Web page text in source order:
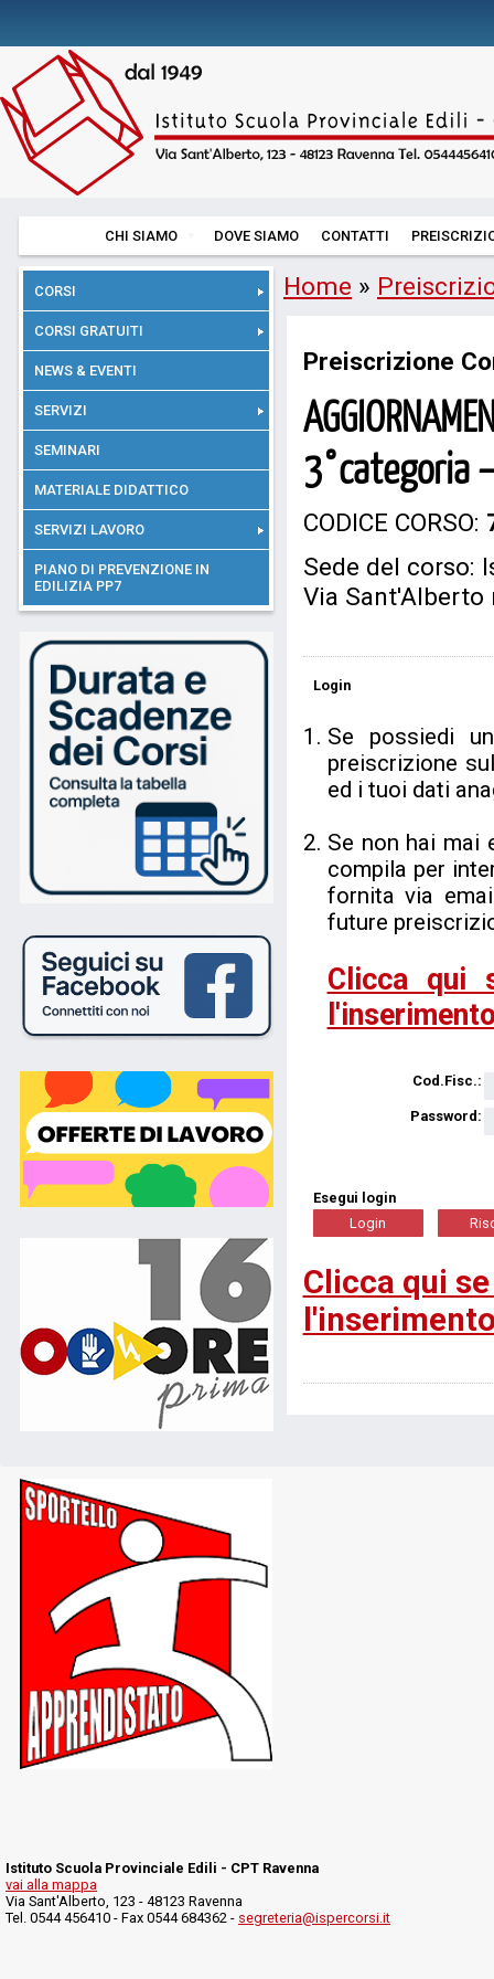
CHI SIAMO DOVE SIAMO CONTATTI
CORSI
CORSI GRATUITI
NEWS & EVENTI
SERVIZI
SEMINARI
MATERIALE DIDATTICO
SERVIZI LAVORO
PIANO DI PREVENZIONE IN
EDILIZIA PP7
Home »
Preiscrizione
3°categoria
CODICE CORSO:
Sede del corso:
Via Sant'Alberto
Login
Se possiedi
preiscrizione
ed i tuoi dati
Se non hai mai
compila per
fornita via
future
Clicca qui
Cod.Fisc.:
Password:
Esegui login
Clicca qui
Istituto Scuola Provinciale Edili - CPT Ravenna
vai alla mappa
Via Sant'Alberto, 123 - 48123 Ravenna
Tel. 0544 456410 - Fax 0544 684362 - segreteria@ispercorsi.it